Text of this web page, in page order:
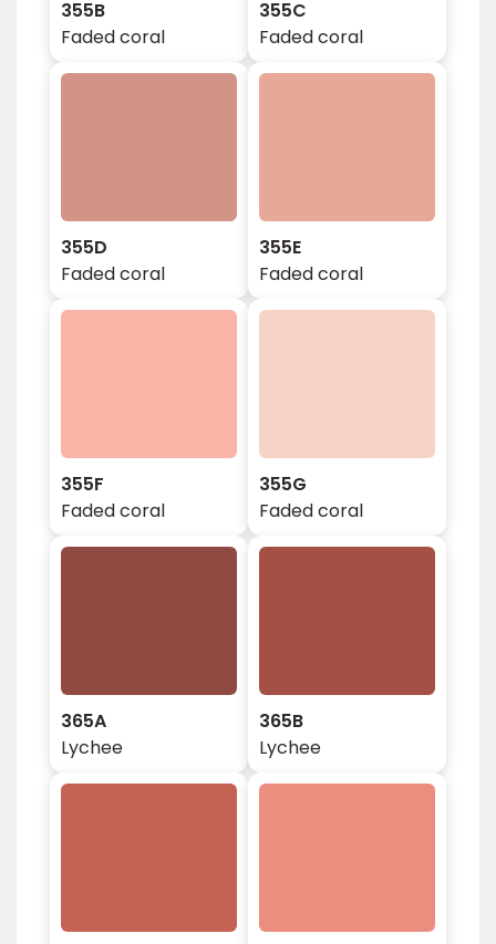
355B
Faded coral
355C
Faded coral
355D
Faded coral
355E
Faded coral
355F
Faded coral
355G
Faded coral
365A
Lychee
365B
Lychee